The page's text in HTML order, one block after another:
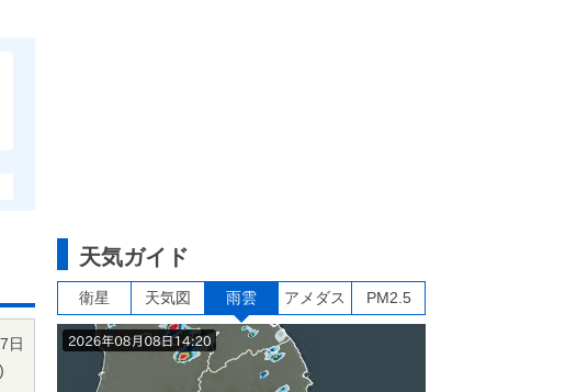
日
)
天気ガイド
衛星 天気図 雨雲 アメダス PM2.5